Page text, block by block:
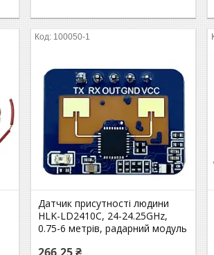
100050-1
Датчик присутності людини
HLK-LD2410C, 24-24.25GHz,
0.75-6 метрів, радарний модуль